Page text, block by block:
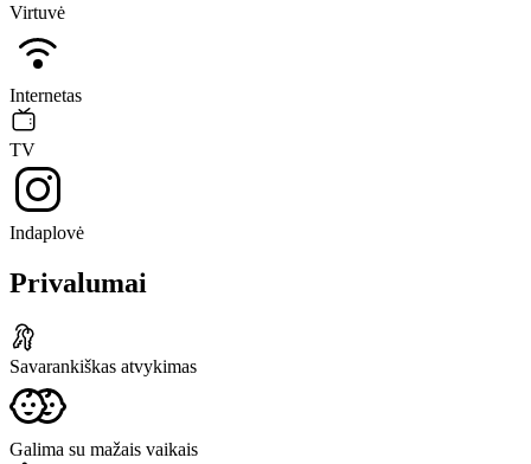
Virtuvė
Internetas
TV
Indaplovė
Privalumai
Savarankiškas atvykimas
Galima su mažais vaikais